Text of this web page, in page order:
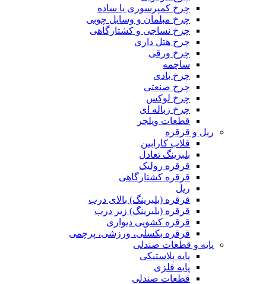
چرخ کمپرسوری یا ساده
چرخ مبلمان و وسایل چوبی
چرخ نساجی و کشتارگاهی
چرخ هتل داری
چرخ ورقی
ساچمه
چرخ بادی
چرخ صنعتی
چرخ لوکس
چرخ زباله ای
قطعات ویلچر
ریل و قرقره
قلاب کارابین
بلبرینگ تعادل
قرقره رولیک
قرقره کشتارگاهی
ریل
قرقره (بلبرینگ) بالای درب
قرقره (بلبرینگ) زیر درب
قرقره کشویی دیواری
قرقره بکسلی، ورزشی، پرچمی
پایه و قطعات صندلی
پایه پلاستیکی
پایه فلزی
قطعات صندلی